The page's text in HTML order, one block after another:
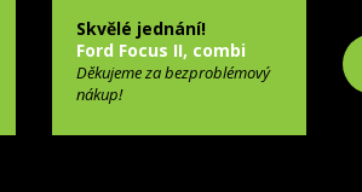
Skvělé jednání!
Ford Focus II, combi
Děkujeme za bezproblémový
nákup!